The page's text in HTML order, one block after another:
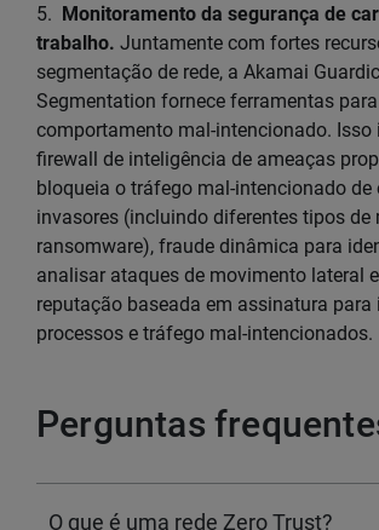
5. Monitoramento da segurança de
trabalho. Juntamente com fortes
segmentação de rede, a Akamai
Segmentation fornece ferramentas
comportamento mal-intencionado. Isso
firewall de inteligência de ameaças
bloqueia o tráfego mal-intencionado de
invasores (incluindo diferentes tipos de
ransomware), fraude dinâmica para
analisar ataques de movimento lateral
reputação baseada em assinatura para
processos e tráfego mal-intencionados.
Perguntas
O que é uma rede Zero Trust?